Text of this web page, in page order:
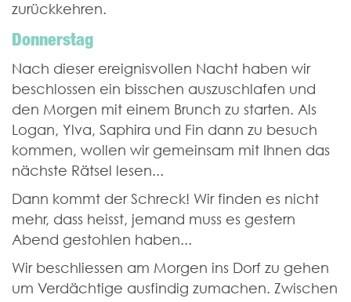
zurückkehren.
Donnerstag
Nach dieser ereignisvollen Nacht haben wir
beschlossen ein bisschen auszuschlafen und
den Morgen mit einem Brunch zu starten. Als
Logan, Ylva, Saphira und Fin dann zu besuch
kommen, wollen wir gemeinsam mit Ihnen das
nächste Rätsel lesen...
Dann kommt der Schreck! Wir finden es nicht
mehr, dass heisst, jemand muss es gestern
Abend gestohlen haben...
Wir beschliessen am Morgen ins Dorf zu gehen
um Verdächtige ausfindig zumachen. Zwischen